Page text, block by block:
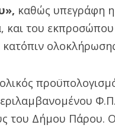
καθώς υπεγράφη
και του
κατόπιν
του Δήμου Πάρου. Ο